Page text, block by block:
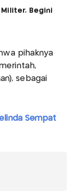
Militer, Begini
pihaknya
sebagai
Sempat